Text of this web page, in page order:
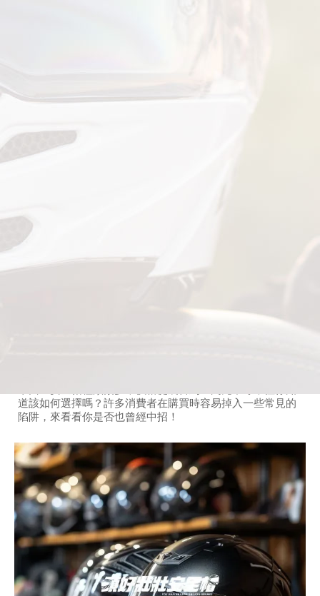
道該如何選擇嗎？許多消費者在購買時容易掉入一些常見的
陷阱，來看看你是否也曾經中招！